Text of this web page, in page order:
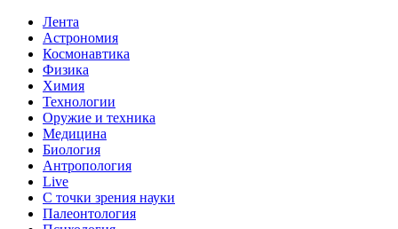
Лента
Астрономия
Космонавтика
Физика
Химия
Технологии
Оружие и техника
Медицина
Биология
Антропология
Live
С точки зрения науки
Палеонтология